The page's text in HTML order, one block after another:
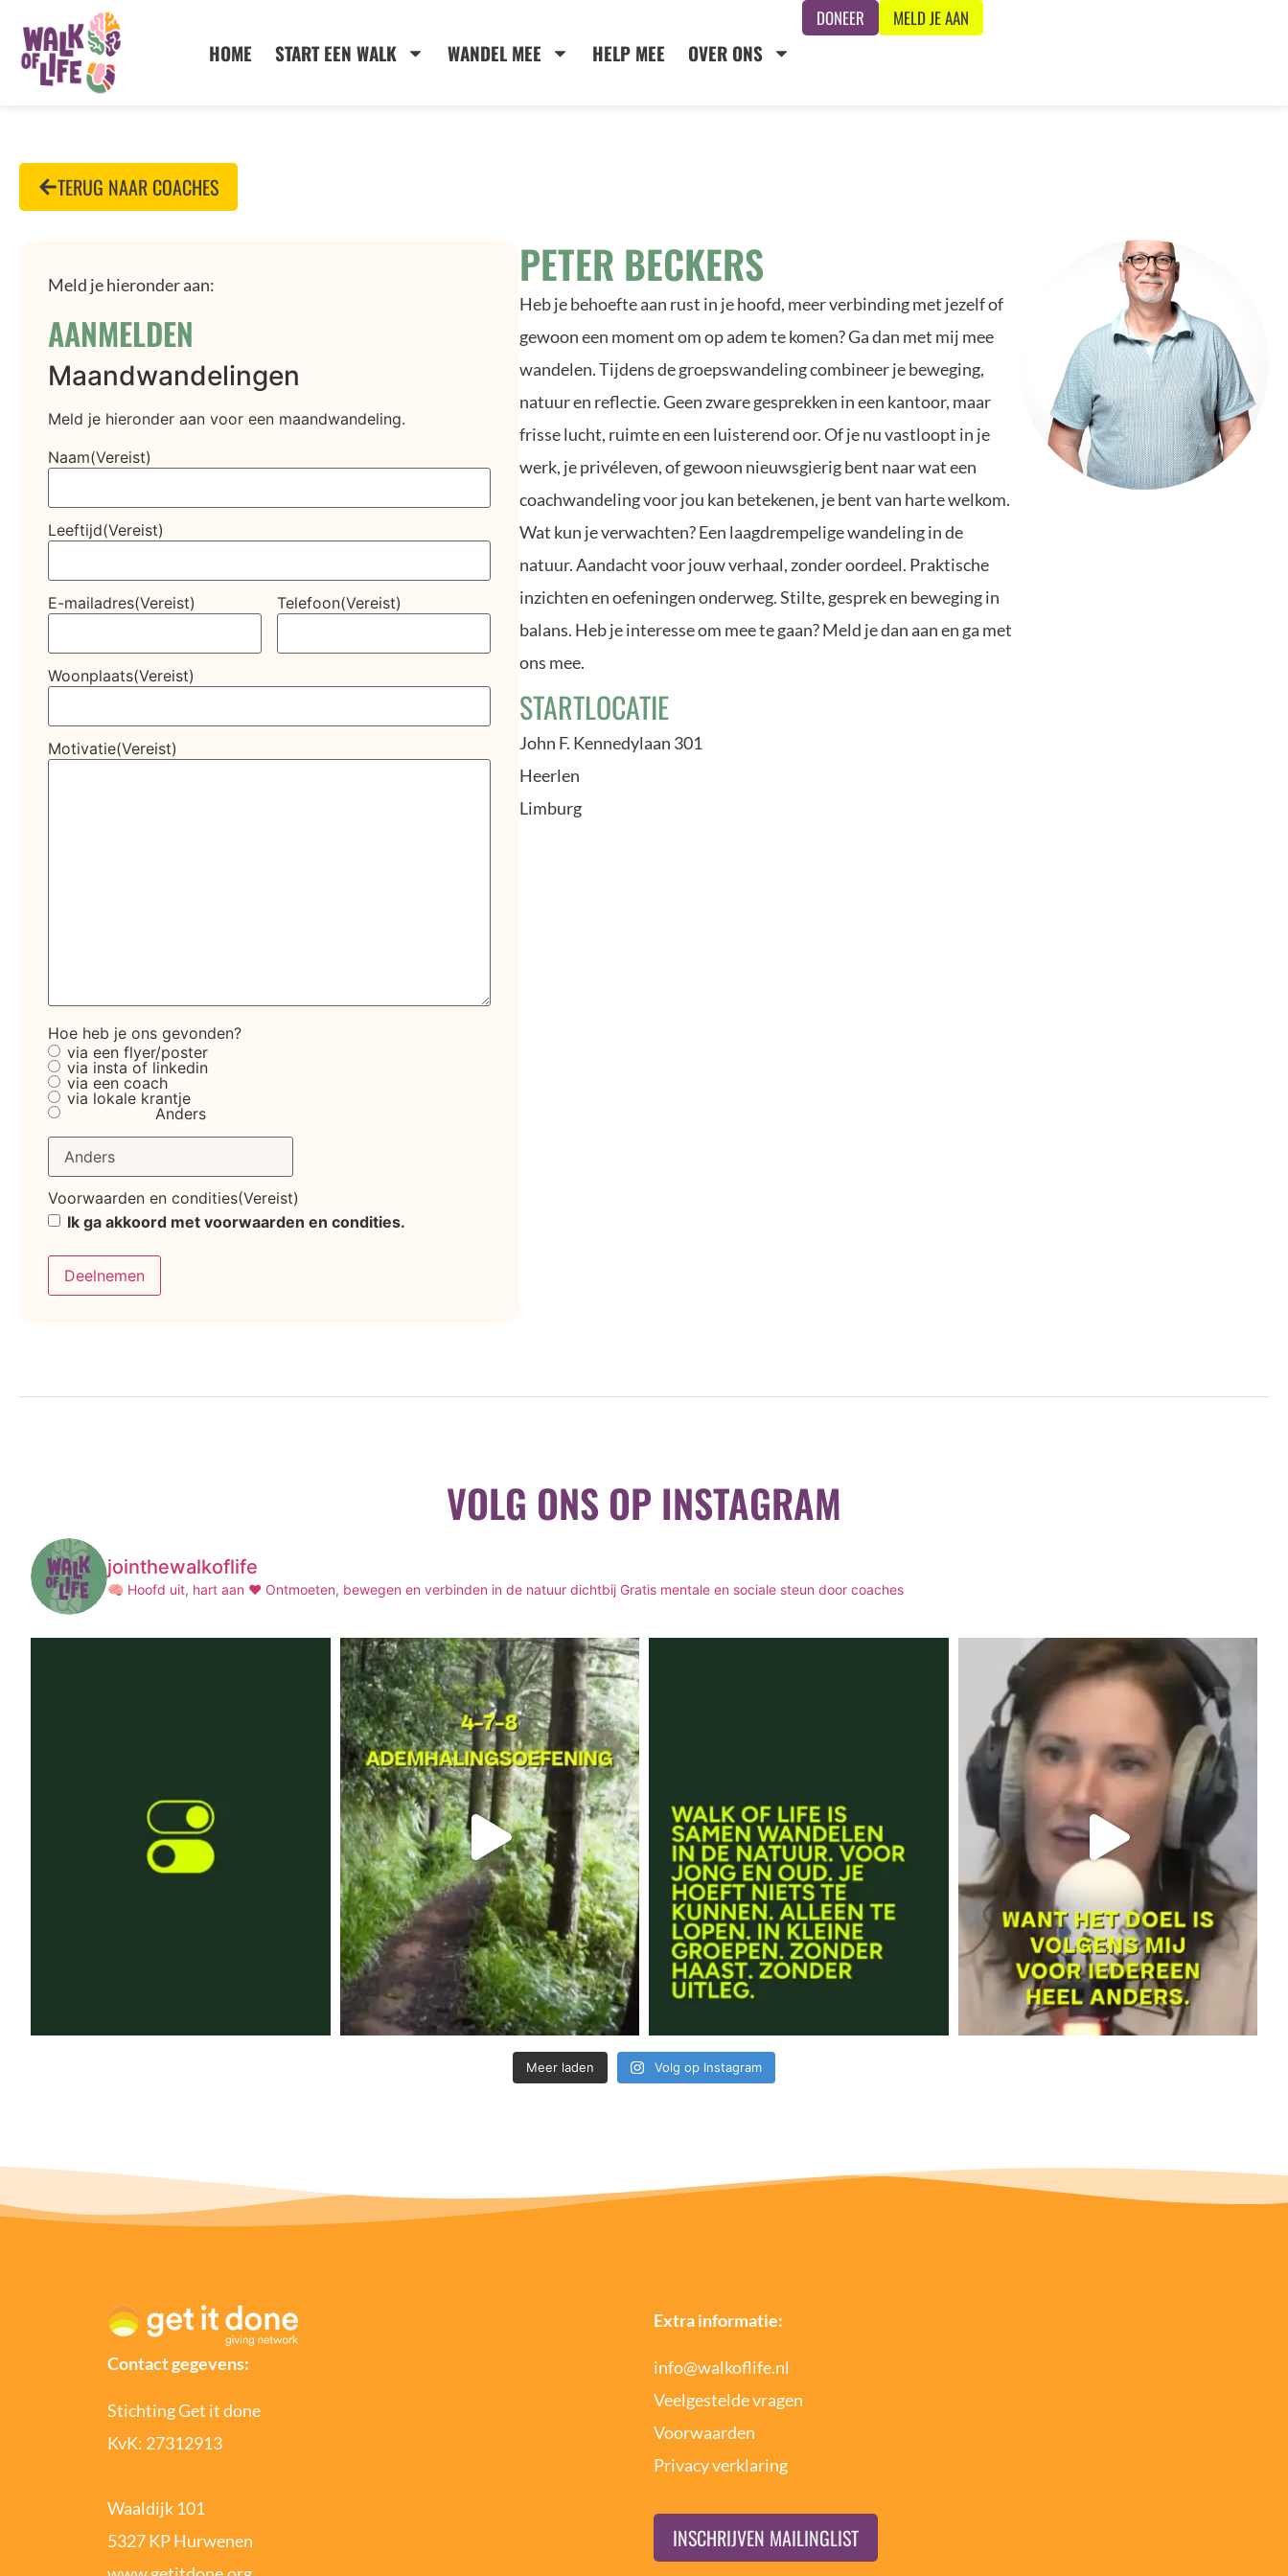
HOME START EEN WALK WANDEL MEE HELP MEE OVER ONS
DONEER MELD JE AAN
TERUG NAAR COACHES
Meld je hieronder aan:
AANMELDEN
Maandwandelingen
Meld je hieronder aan voor een maandwandeling.
Naam(Vereist)
Leeftijd(Vereist)
E-mailadres(Vereist) Telefoon(Vereist)
Woonplaats(Vereist)
Motivatie(Vereist)
Hoe heb je ons gevonden?
via een flyer/poster
via insta of linkedin
via een coach
via lokale krantje
Anders
Voorwaarden en condities(Vereist)
Ik ga akkoord met voorwaarden en condities.
Deelnemen
PETER BECKERS
Heb je behoefte aan rust in je hoofd, meer verbinding met jezelf of
gewoon een moment om op adem te komen? Ga dan met mij mee
wandelen. Tijdens de groepswandeling combineer je beweging,
natuur en reflectie. Geen zware gesprekken in een kantoor, maar
frisse lucht, ruimte en een luisterend oor. Of je nu vastloopt in je
werk, je privéleven, of gewoon nieuwsgierig bent naar wat een
coachwandeling voor jou kan betekenen, je bent van harte welkom.
Wat kun je verwachten? Een laagdrempelige wandeling in de
natuur. Aandacht voor jouw verhaal, zonder oordeel. Praktische
inzichten en oefeningen onderweg. Stilte, gesprek en beweging in
balans. Heb je interesse om mee te gaan? Meld je dan aan en ga met
ons mee.
STARTLOCATIE
John F. Kennedylaan 301
Heerlen
Limburg
VOLG ONS OP INSTAGRAM
jointhewalkoflife
🧠 Hoofd uit, hart aan ❤️ Ontmoeten, bewegen en verbinden in de natuur dichtbij Gratis mentale en sociale steun door coaches
Meer laden Volg op Instagram
Contact gegevens:
Stichting Get it done
KvK: 27312913
Waaldijk 101
5327 KP Hurwenen
Extra informatie:
info@walkoflife.nl
Veelgestelde vragen
Voorwaarden
Privacy verklaring
INSCHRIJVEN MAILINGLIST